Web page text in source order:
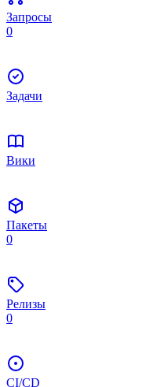
Запросы
0
Задачи
Вики
Пакеты
0
Релизы
0
CI/CD